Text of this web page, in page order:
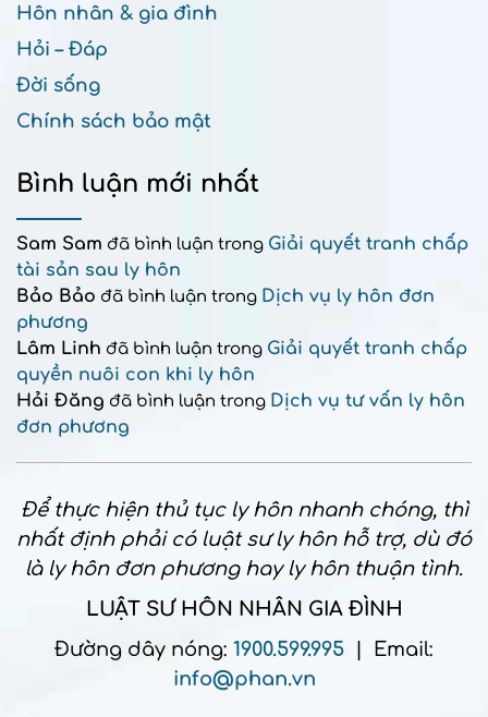
Hôn nhân & gia đình
Hỏi – Đáp
Đời sống
Chính sách bảo mật
Bình luận mới nhất
Sam Sam đã bình luận trong Giải quyết tranh chấp
tài sản sau ly hôn
Bảo Bảo đã bình luận trong Dịch vụ ly hôn đơn
phương
Lâm Linh đã bình luận trong Giải quyết tranh chấp
quyền nuôi con khi ly hôn
Hải Đăng đã bình luận trong Dịch vụ tư vấn ly hôn
đơn phương
Để thực hiện thủ tục ly hôn nhanh chóng, thì
nhất định phải có luật sư ly hôn hỗ trợ, dù đó
là ly hôn đơn phương hay ly hôn thuận tình.
LUẬT SƯ HÔN NHÂN GIA ĐÌNH
Đường dây nóng: 1900.599.995 | Email:
info@phan.vn